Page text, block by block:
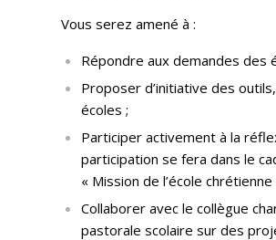
Vous serez amené à :
Répondre aux demandes des
Proposer d’initiative des
écoles ;
Participer activement à la
participation se fera dans le
« Mission de l’école chrétienne
Collaborer avec le collègue
pastorale scolaire sur des